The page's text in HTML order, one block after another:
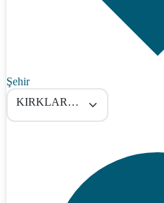
Şehir
KIRKLARELİ